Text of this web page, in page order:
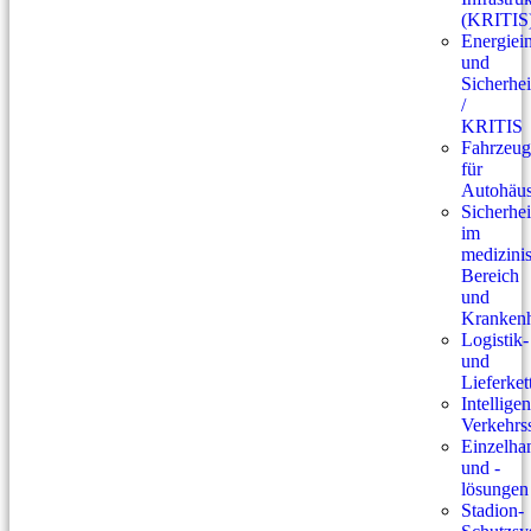
und
/
KRITIS
für
im
Bereich
und
Logistik-
und
und -
lösungen
Stadion-